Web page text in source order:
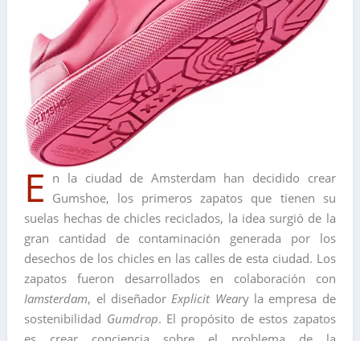
E n la ciudad de Amsterdam han decidido crear
Gumshoe, los primeros zapatos que tienen su
suelas hechas de chicles reciclados, la idea surgió de la
gran cantidad de contaminación generada por los
desechos de los chicles en las calles de esta ciudad. Los
zapatos fueron desarrollados en colaboración con
Iamsterdam, el diseñador Explicit Weary la empresa de
sostenibilidad Gumdrop. El propósito de estos zapatos